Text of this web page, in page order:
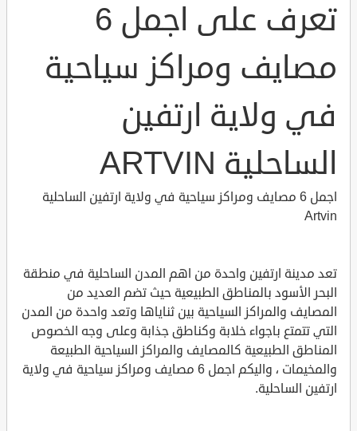
تعرف على اجمل 6
مصايف ومراكز سياحية
في ولاية ارتفين
الساحلية ARTVIN
اجمل 6 مصايف ومراكز سياحية في ولاية ارتفين الساحلية
Artvin
تعد مدينة ارتفين واحدة من اهم المدن الساحلية في منطقة
البحر الأسود بالمناطق الطبيعية حيث تضم العديد من
المصايف والمراكز السياحية بين ثناياها وتعد واحدة من المدن
التي تتمتع باجواء خلابة وكناطق جذابة وعلى وجه الخصوص
المناطق الطبيعية كالمصايف والمراكز السياحية الطبيعة
والمخيمات ، واليكم اجمل 6 مصايف ومراكز سياحية في ولاية
ارتفين الساحلية.